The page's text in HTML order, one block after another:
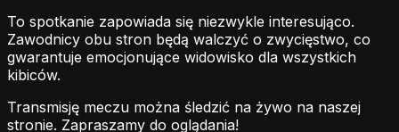
To spotkanie zapowiada się niezwykle interesująco.
Zawodnicy obu stron będą walczyć o zwycięstwo, co
gwarantuje emocjonujące widowisko dla wszystkich
kibiców.
Transmisję meczu można śledzić na żywo na naszej
stronie. Zapraszamy do oglądania!